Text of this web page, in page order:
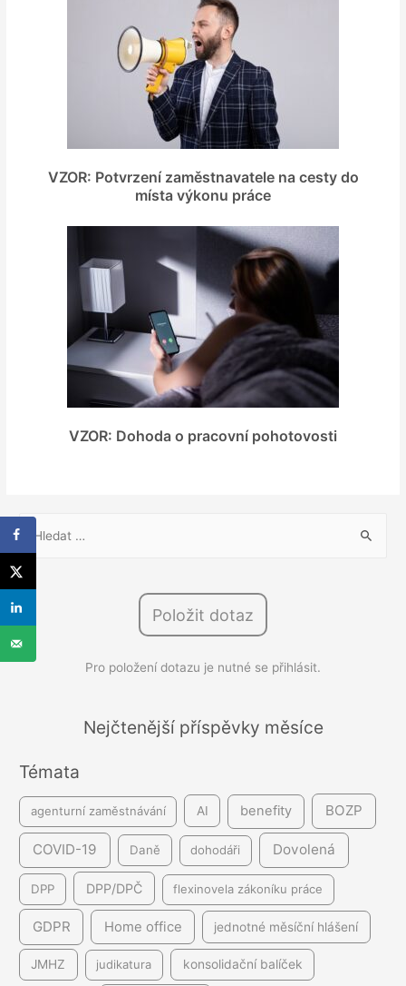
VZOR: Potvrzení zaměstnavatele na cesty do
místa výkonu práce
VZOR: Dohoda o pracovní pohotovosti
h
d
í
Položit dotaz
Pro položení dotazu je nutné se přihlásit.
Nejčtenější příspěvky měsíce
Témata
agenturní zaměstnávání AI benefity BOZP
COVID-19 Daně dohodáři Dovolená
DPP DPP/DPČ flexinovela zákoníku práce
GDPR Home office jednotné měsíční hlášení
JMHZ judikatura konsolidační balíček